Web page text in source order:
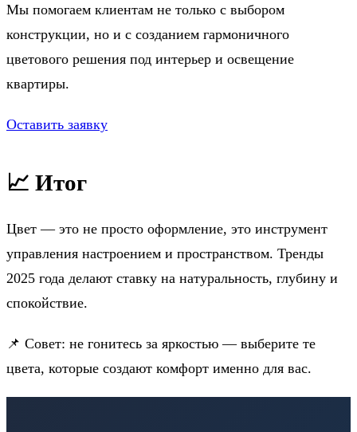
Мы помогаем клиентам не только с выбором
конструкции, но и с созданием гармоничного
цветового решения под интерьер и освещение
квартиры.
Оставить заявку
📈 Итог
Цвет — это не просто оформление, это инструмент
управления настроением и пространством. Тренды
2025 года делают ставку на натуральность, глубину и
спокойствие.
📌 Совет: не гонитесь за яркостью — выберите те
цвета, которые создают комфорт именно для вас.